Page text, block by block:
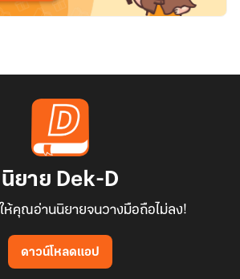
นิยาย Dek-D
ห้คุณอ่านนิยายจนวางมือถือไม่ลง!
ดาวน์โหลดแอป